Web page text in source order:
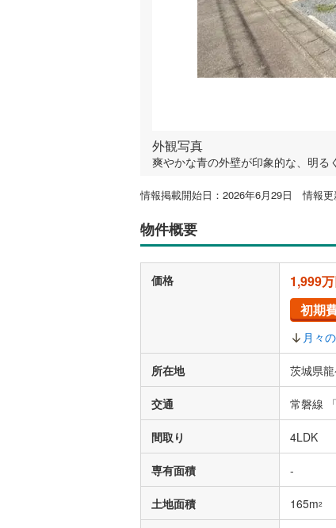
外観写真
爽やかな青の外壁が印象的な、明る
情報掲載開始日：2026年6月29日 情報
物件概要
価格
1,999
初期
月々
所在地 茨城県
交通 常磐線
間取り 4LDK
専有面積 -
土地面積 165m2